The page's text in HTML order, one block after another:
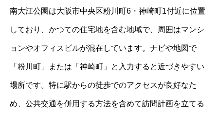
南大江公園は大阪市中央区粉川町6・神崎町1付近に位置
しており、かつての住宅地を含む地域で、周囲はマンシ
ョンやオフィスビルが混在しています。ナビや地図で
「粉川町」または「神崎町」と入力すると近づきやすい
場所です。特に駅からの徒歩でのアクセスが良好なた
め、公共交通を併用する方法を含めて訪問計画を立てる